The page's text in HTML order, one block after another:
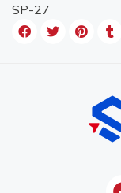
SP-27